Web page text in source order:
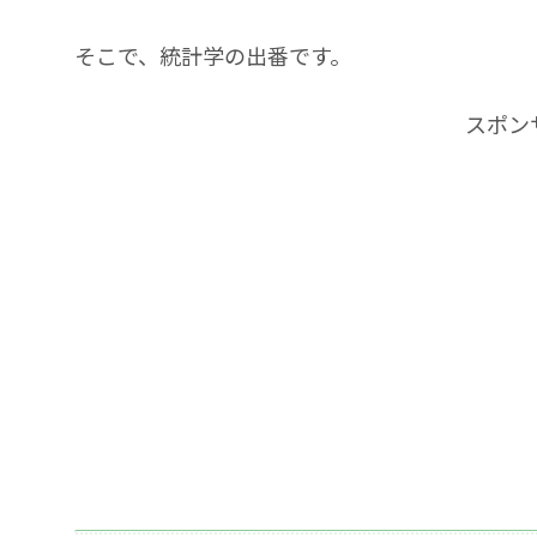
そこで、統計学の出番です。
スポ